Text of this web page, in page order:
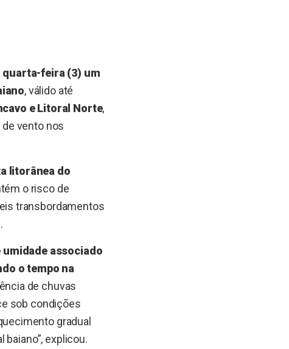
feira (3) um
, válido até
e Litoral Norte,
vento nos
litorânea do
o risco de
transbordamentos
associado
o tempo na
de chuvas
sob condições
gradual
explicou.